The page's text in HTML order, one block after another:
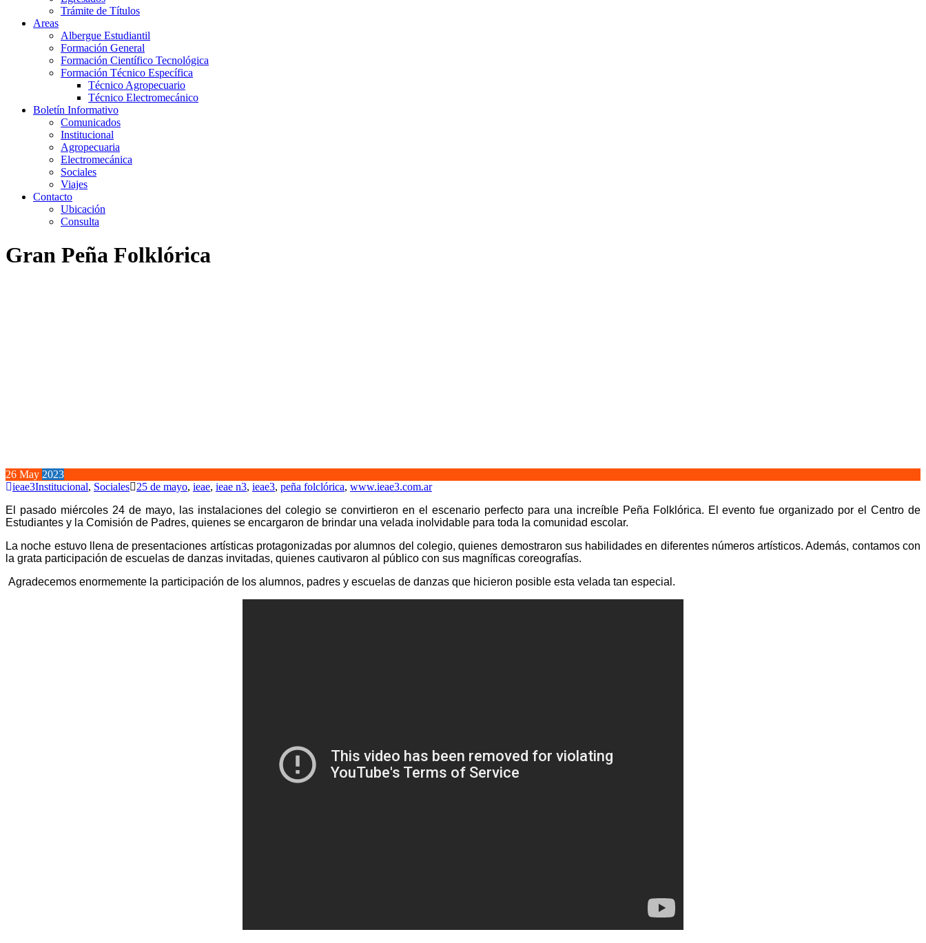
Trámite de Títulos
Areas
Albergue Estudiantil
Formación General
Formación Científico Tecnológica
Formación Técnico Específica
Técnico Agropecuario
Técnico Electromecánico
Boletín Informativo
Comunicados
Institucional
Agropecuaria
Electromecánica
Sociales
Viajes
Contacto
Ubicación
Consulta
Gran Peña Folklórica
26 May 2023
ieae3Institucional, Sociales 25 de mayo, ieae, ieae n3, ieae3, peña folclórica, www.ieae3.com.ar
El pasado miércoles 24 de mayo, las instalaciones del colegio se convirtieron en el escenario perfecto para una increíble Peña Folklórica. El evento fue organizado por el Centro de
Estudiantes y la Comisión de Padres, quienes se encargaron de brindar una velada inolvidable para toda la comunidad escolar.
La noche estuvo llena de presentaciones artísticas protagonizadas por alumnos del colegio, quienes demostraron sus habilidades en diferentes números artísticos. Además, contamos con
la grata participación de escuelas de danzas invitadas, quienes cautivaron al público con sus magníficas coreografías.
Agradecemos enormemente la participación de los alumnos, padres y escuelas de danzas que hicieron posible esta velada tan especial.